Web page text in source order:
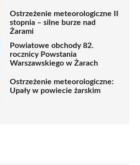
Ostrzeżenie meteorologiczne II
stopnia – silne burze nad
Żarami
Powiatowe obchody 82.
rocznicy Powstania
Warszawskiego w Żarach
Ostrzeżenie meteorologiczne:
Upały w powiecie żarskim